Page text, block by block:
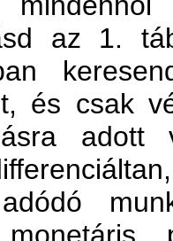
az 1.
és csak
adott